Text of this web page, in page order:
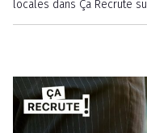
locales dans Ça Recrute